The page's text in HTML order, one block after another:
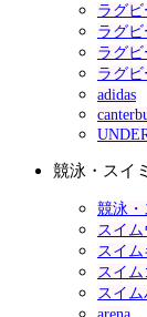
ラグ
ラグ
ラグ
ラグ
adidas
競泳・スイ
競泳・
スイ
スイ
スイ
スイ